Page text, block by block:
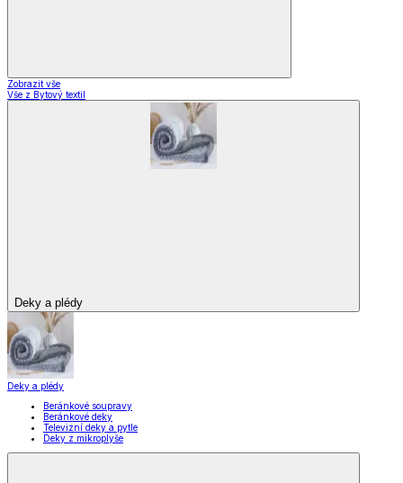
Zobrazit vše
Vše z Bytový textil
Deky a plédy
Deky a plédy
Beránkové soupravy
Beránkové deky
Televizní deky a pytle
Deky z mikroplyše